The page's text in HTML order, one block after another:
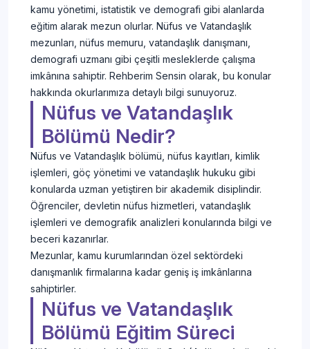
kamu yönetimi, istatistik ve demografi gibi alanlarda
eğitim alarak mezun olurlar. Nüfus ve Vatandaşlık
mezunları, nüfus memuru, vatandaşlık danışmanı,
demografi uzmanı gibi çeşitli mesleklerde çalışma
imkânına sahiptir. Rehberim Sensin olarak, bu konular
hakkında okurlarımıza detaylı bilgi sunuyoruz.
Nüfus ve Vatandaşlık
Bölümü Nedir?
Nüfus ve Vatandaşlık bölümü, nüfus kayıtları, kimlik
işlemleri, göç yönetimi ve vatandaşlık hukuku gibi
konularda uzman yetiştiren bir akademik disiplindir.
Öğrenciler, devletin nüfus hizmetleri, vatandaşlık
işlemleri ve demografik analizleri konularında bilgi ve
beceri kazanırlar.
Mezunlar, kamu kurumlarından özel sektördeki
danışmanlık firmalarına kadar geniş iş imkânlarına
sahiptirler.
Nüfus ve Vatandaşlık
Bölümü Eğitim Süreci